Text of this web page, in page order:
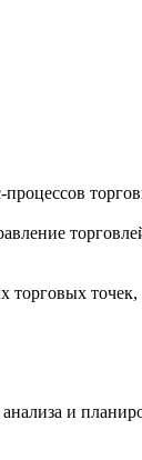
торговых
и